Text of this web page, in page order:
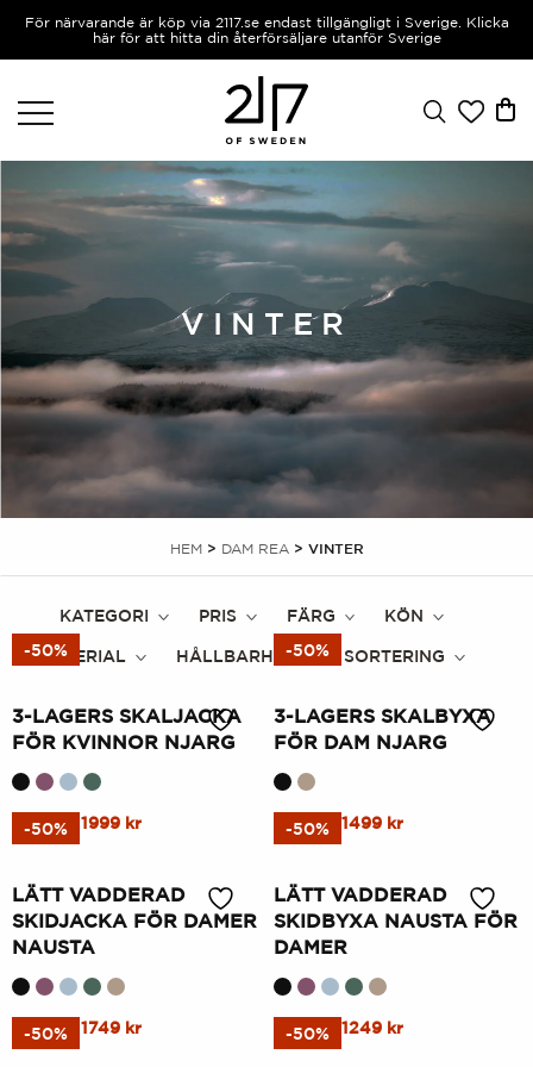
För närvarande är köp via 2117.se endast tillgängligt i Sverige. Klicka
här för att hitta din återförsäljare utanför Sverige
VINTER
HEM> DAM REA> VINTER
KATEGORI PRIS FÄRG KÖN
MATERIAL HÅLLBARHET SORTERING
-50%
3-LAGERS SKALJACKA
FÖR KVINNOR NJARG
Denna
har
flera
varianter.
kan
väljas
3999kr
Ursprungligt
3999
kr.
1999 krAktuellt
1999
kr.
-50%
3-LAGERS SKALBYXA
FÖR DAM NJARG
Denna
har
flera
varianter.
kan
väljas
2999kr
Ursprungligt
pris
2999
kr.
1499 krNuvarande
1499
kr.
-50%
LÄTT VADDERAD
SKIDJACKA FÖR DAMER
NAUSTA
Denna
3499kr
Ursprungligt
1749 krNuvarande
-50%
LÄTT VADDERAD
SKIDBYXA NAUSTA FÖR
DAMER
Denna
2499kr
Ursprungligt
pris
1249 krNuvarande
-50% -50%